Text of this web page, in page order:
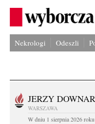
Nekrologi Odeszli
JERZY
WARSZAWA
W dniu 1 sierpnia 2026